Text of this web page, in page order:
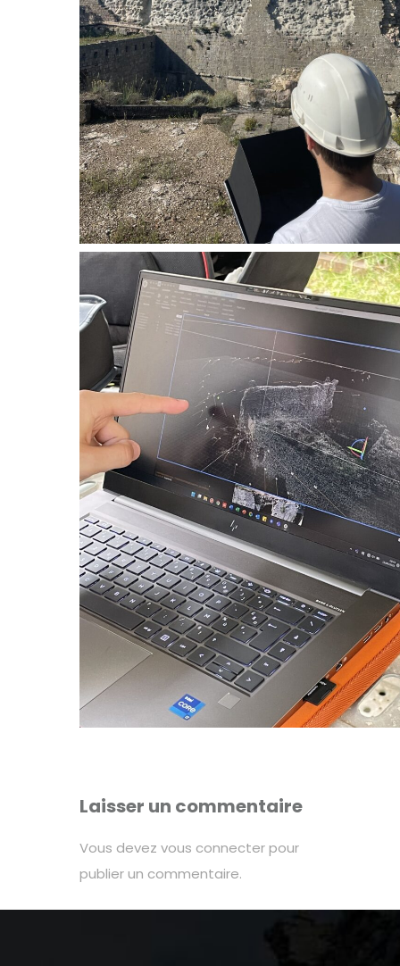
Laisser un commentaire
Vous devez vous connecterpour
publier un commentaire.